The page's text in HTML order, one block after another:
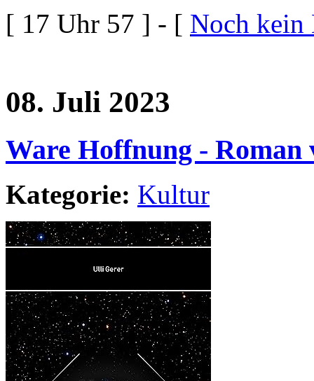
[ 17 Uhr 57 ] - [ Noch kein
08. Juli 2023
Ware Hoffnung -
Kategorie: Kultur